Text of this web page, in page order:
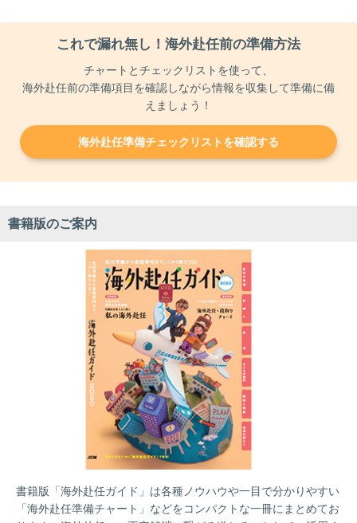
これで漏れ無し！海外赴任前の準備方法
チャートとチェックリストを使って、
海外赴任前の準備項目を確認しながら情報を収集して準備に備
えましょう！
海外赴任準備チェックリストを確認する
書籍版のご案内
書籍版「海外赴任ガイド」は各種ノウハウや一目で分かりやすい
「海外赴任準備チャート」などをコンパクトな一冊にまとめてお